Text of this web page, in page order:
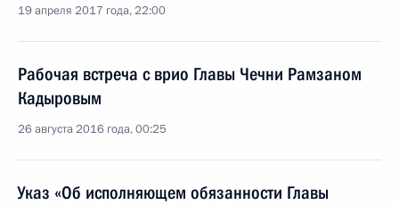
19 апреля 2017 года, 22:00
Рабочая встреча с врио Главы Чечни Рамзаном
Кадыровым
26 августа 2016 года, 00:25
Указ «Об исполняющем обязанности Главы